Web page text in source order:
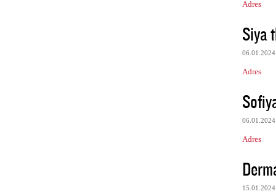
Adres
Siya
06.01.2024
Adres
06.01.2024
Adres
15.01.2024